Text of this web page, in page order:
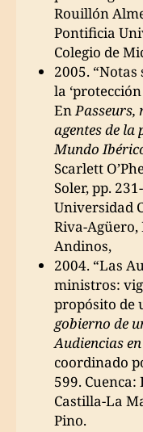
Rouillón
Pontificia
Colegio de
2005.
la
EnPasseurs,
agentes de
Mundo
Scarlett
Soler, pp.
Universidad
Riva-
Andinos,
2004. “Las
ministros:
propósito de
gobierno de
Audiencias
coordinado
599.
Castilla-La
Pino.